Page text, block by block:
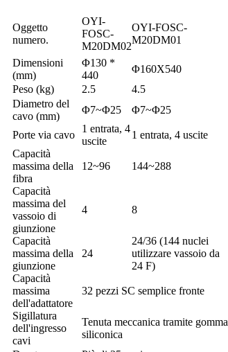
Oggetto
numero.
OYI-
FOSC-
M20DM02
OYI-FOSC-
M20DM01
Dimensioni
(mm)
Φ130 *
440
Φ160X540
Peso (kg)
2.5
4.5
Diametro del
cavo (mm)
Φ7~Φ25 Φ7~Φ25
Porte via cavo
1 entrata, 4
uscite
1 entrata, 4 uscite
Capacità
massima della
fibra
12~96 144~288
Capacità
massima del
vassoio di
giunzione
4 8
Capacità
massima della
giunzione
24
24/36 (144 nuclei
utilizzare vassoio da
24 F)
Capacità
massima
dell'adattatore
32 pezzi SC semplice fronte
Sigillatura
dell'ingresso
cavi
Tenuta meccanica tramite gomma
siliconica